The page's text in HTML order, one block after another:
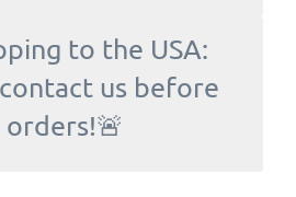
to the USA:
us before
orders!🚨